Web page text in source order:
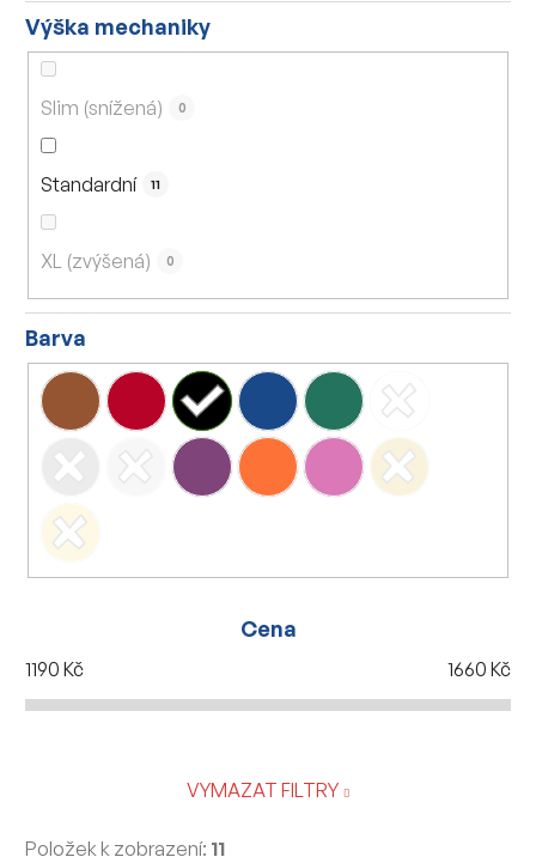
Výška mechaniky
Slim (snížená) 0
Standardní 11
XL (zvýšená) 0
Barva
Cena
1190 Kč 1660 Kč
VYMAZAT FILTRY
Položek k zobrazení: 11